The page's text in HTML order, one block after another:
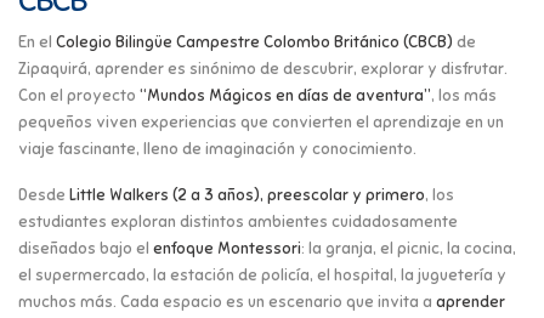
En el Colegio Bilingüe Campestre Colombo Británico (CBCB) de
Zipaquirá, aprender es sinónimo de descubrir, explorar y disfrutar.
Con el proyecto “Mundos Mágicos en días de aventura”, los más
pequeños viven experiencias que convierten el aprendizaje en un
viaje fascinante, lleno de imaginación y conocimiento.
Desde Little Walkers (2 a 3 años), preescolar y primero, los
estudiantes exploran distintos ambientes cuidadosamente
diseñados bajo el enfoque Montessori: la granja, el picnic, la cocina,
el supermercado, la estación de policía, el hospital, la juguetería y
muchos más. Cada espacio es un escenario que invita a aprender